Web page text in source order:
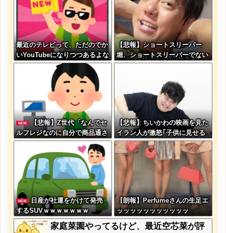
最近のテレビって、ただのでか
いYouTubeになりつつあるよな
【悲報】ショートスリーパー
堀、ショートスリーパーでない
事がバレてしまう
NEW
【悲報】Z世代「なんでセ
ルフレジなのに自分で商品通さ
ないといけないんだ」
【悲報】ちいかわの映画を見た
イラン人が激怒｢子供に見せる
内容じゃない｡悪影響は計り知
れない｣←これw w w w w w w
w w
NEW
日産が社運をかけて発売
するSUVｗｗｗｗｗｗｗ
【朗報】Perfumeさんの生足エ
ッッッッッッッッッッッ
家庭菜園やってるけど、最近空芯菜が評